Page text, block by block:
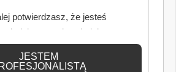
potwierdzasz, że jesteś
odpowiednią
JESTEM